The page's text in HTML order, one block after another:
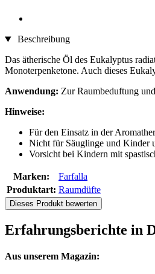
Beschreibung
Das ätherische Öl des Eukalyptus
Monoterpenketone. Auch dieses
Anwendung: Zur Raumbeduftung
Hinweise:
Für den Einsatz in der
Nicht für Säuglinge und Kinder
Vorsicht bei Kindern mit
Marken:
Farfalla
Produktart: Raumdüfte
Dieses Produkt bewerten
Erfahrungsberichte in
Aus unserem Magazin: